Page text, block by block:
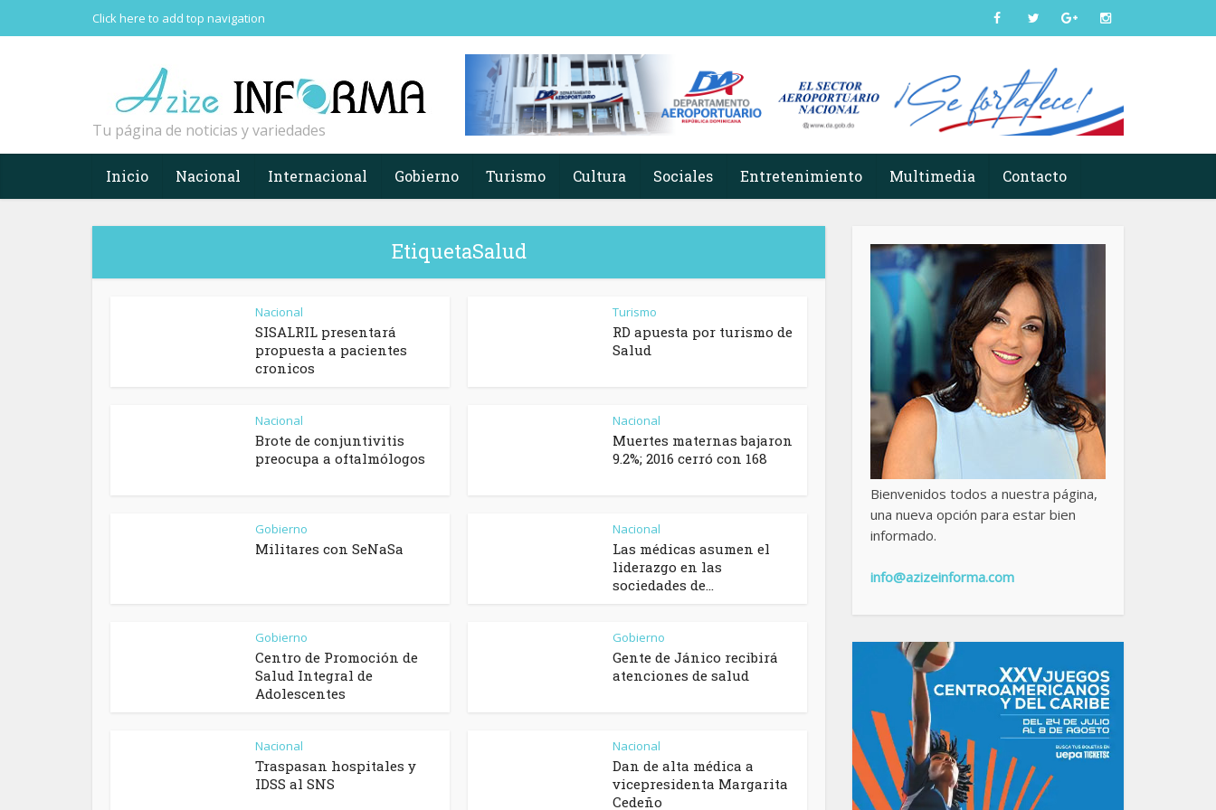
Click here to add top navigation
Tu página de noticias y variedades
Inicio Nacional Internacional Gobierno Turismo Cultura Sociales Entretenimiento Multimedia Contacto
EtiquetaSalud
Nacional
SISALRIL presentará
propuesta a pacientes
cronicos
Turismo
RD apuesta por turismo de
Salud
Nacional
Brote de conjuntivitis
preocupa a oftalmólogos
Nacional
Muertes maternas bajaron
9.2%; 2016 cerró con 168
Gobierno
Militares con SeNaSa
Nacional
Las médicas asumen el
liderazgo en las
sociedades de...
Gobierno
Centro de Promoción de
Salud Integral de
Adolescentes
Gobierno
Gente de Jánico recibirá
atenciones de salud
Nacional
Traspasan hospitales y
IDSS al SNS
Nacional
Dan de alta médica a
vicepresidenta Margarita
Cedeño
Bienvenidos todos a nuestra página,
una nueva opción para estar bien
informado.
info@azizeinforma.com